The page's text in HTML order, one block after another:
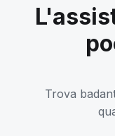
Trova